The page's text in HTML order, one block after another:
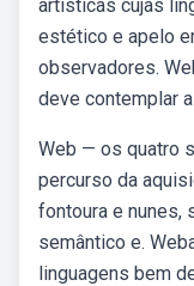
artísticas cujas
estético e apelo
observadores.
deve contemplar
Web — os quatro
percurso da
fontoura e nunes,
semântico e.
linguagens bem